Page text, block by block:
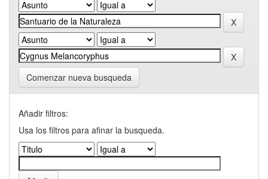
Comenzar nueva busqueda
Añadir filtros:
Usa los filtros para afinar la busqueda.